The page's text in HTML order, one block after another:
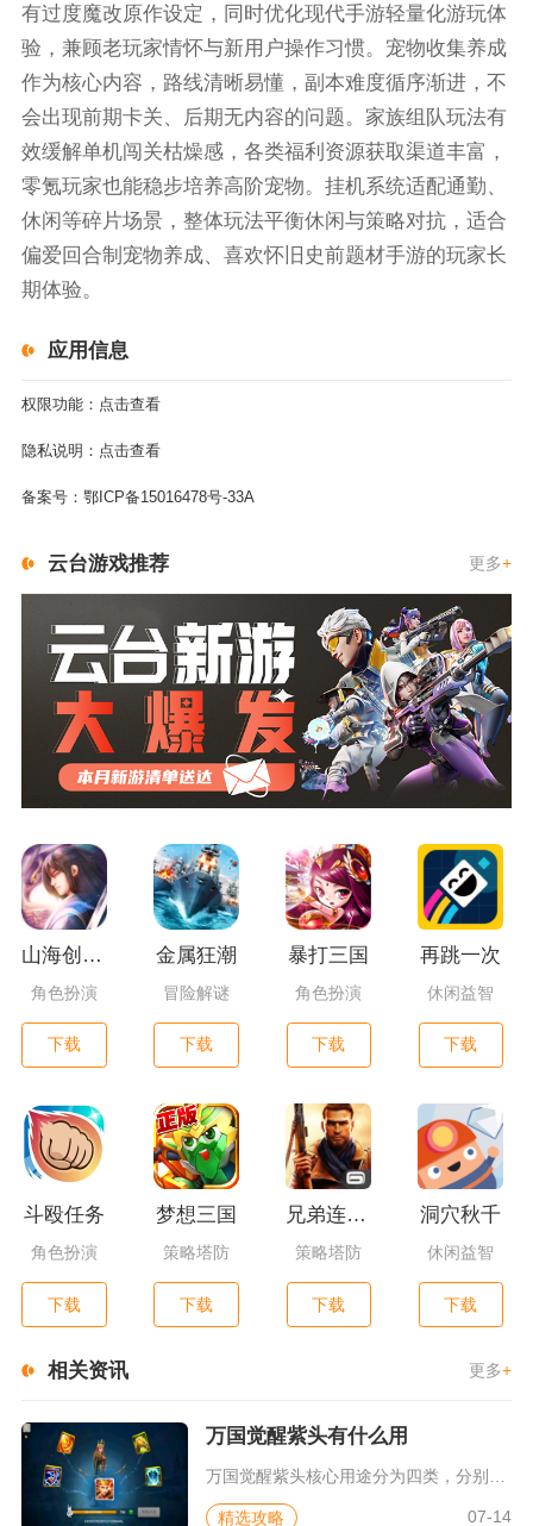
有过度魔改原作设定，同时优化现代手游轻量化游玩体
验，兼顾老玩家情怀与新用户操作习惯。宠物收集养成
作为核心内容，路线清晰易懂，副本难度循序渐进，不
会出现前期卡关、后期无内容的问题。家族组队玩法有
效缓解单机闯关枯燥感，各类福利资源获取渠道丰富，
零氪玩家也能稳步培养高阶宠物。挂机系统适配通勤、
休闲等碎片场景，整体玩法平衡休闲与策略对抗，适合
偏爱回合制宠物养成、喜欢怀旧史前题材手游的玩家长
期体验。
应用信息
权限功能： 点击查看
隐私说明： 点击查看
备案号： 鄂ICP备15016478号-33A
云台游戏推荐 更多+
山海创世录一剑天逆
角色扮演
下载
金属狂潮
冒险解谜
下载
暴打三国
角色扮演
下载
再跳一次
休闲益智
下载
斗殴任务
角色扮演
下载
梦想三国
策略塔防
下载
兄弟连3：战争之子
策略塔防
下载
洞穴秋千
休闲益智
下载
相关资讯 更多+
万国觉醒紫头有什么用
精选攻略 07-14